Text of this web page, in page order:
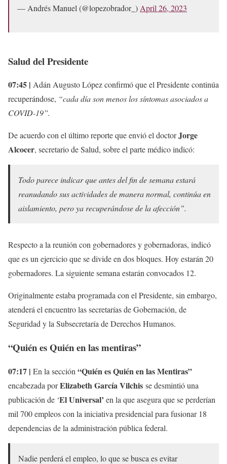
— Andrés Manuel (@lopezobrador_) April 26, 2023
Salud del Presidente
07:45 | Adán Augusto López confirmó que el Presidente continúa
recuperándose, “cada día son menos los síntomas asociados a
COVID-19”.
De acuerdo con el último reporte que envió el doctorJorge
Alcocer, secretario de Salud, sobre el parte médico indicó:
Todo parece indicar que antes del fin de semana estará
reanudando sus actividades de manera normal, continúa en
aislamiento, pero ya recuperándose de la afección”.
Respecto a la reunión con gobernadores y gobernadoras, indicó
que es un ejercicio que se divide en dos bloques. Hoy estarán 20
gobernadores. La siguiente semana estarán convocados 12.
Originalmente estaba programada con el Presidente, sin embargo,
atenderá el encuentro las secretarías de Gobernación, de
Seguridad y la Subsecretaría de Derechos Humanos.
“Quién es Quién en las mentiras”
07:17 | En la sección “Quién es Quién en las Mentiras”
encabezada porElizabeth García Vilchis se desmintió una
publicación de ‘El Universal’ en la que asegura que se perderían
mil 700 empleos con la iniciativa presidencial para fusionar 18
dependencias de la administración pública federal.
Nadie perderá el empleo, lo que se busca es evitar